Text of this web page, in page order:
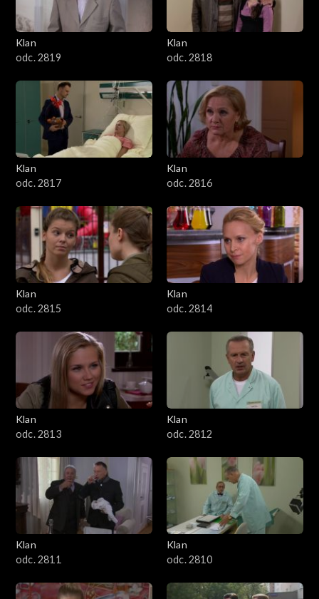
Klan
odc. 2819
Klan
odc. 2818
Klan
odc. 2817
Klan
odc. 2816
Klan
odc. 2815
Klan
odc. 2814
Klan
odc. 2813
Klan
odc. 2812
Klan
odc. 2811
Klan
odc. 2810